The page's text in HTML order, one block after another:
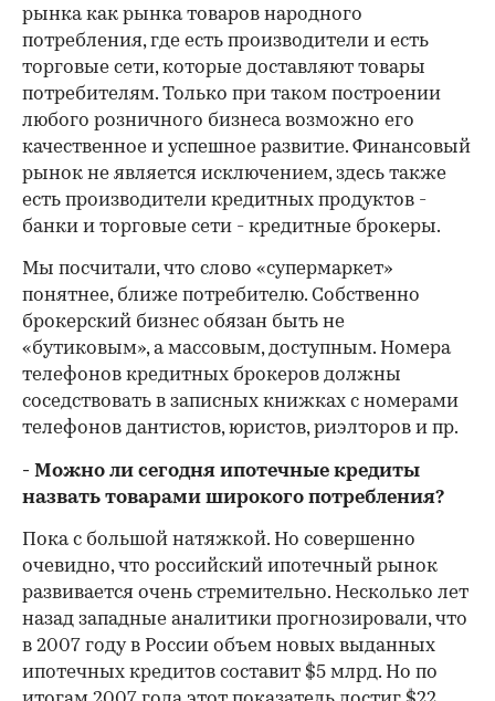
рынка как рынка товаров народного
потребления, где есть производители и есть
торговые сети, которые доставляют товары
потребителям. Только при таком построении
любого розничного бизнеса возможно его
качественное и успешное развитие. Финансовый
рынок не является исключением, здесь также
есть производители кредитных продуктов -
банки и торговые сети - кредитные брокеры.
Мы посчитали, что слово «супермаркет»
понятнее, ближе потребителю. Собственно
брокерский бизнес обязан быть не
«бутиковым», а массовым, доступным. Номера
телефонов кредитных брокеров должны
соседствовать в записных книжках с номерами
телефонов дантистов, юристов, риэлторов и пр.
- Можно ли сегодня ипотечные кредиты
назвать товарами широкого потребления?
Пока с большой натяжкой. Но совершенно
очевидно, что российский ипотечный рынок
развивается очень стремительно. Несколько лет
назад западные аналитики прогнозировали, что
в 2007 году в России объем новых выданных
ипотечных кредитов составит $5 млрд. Но по